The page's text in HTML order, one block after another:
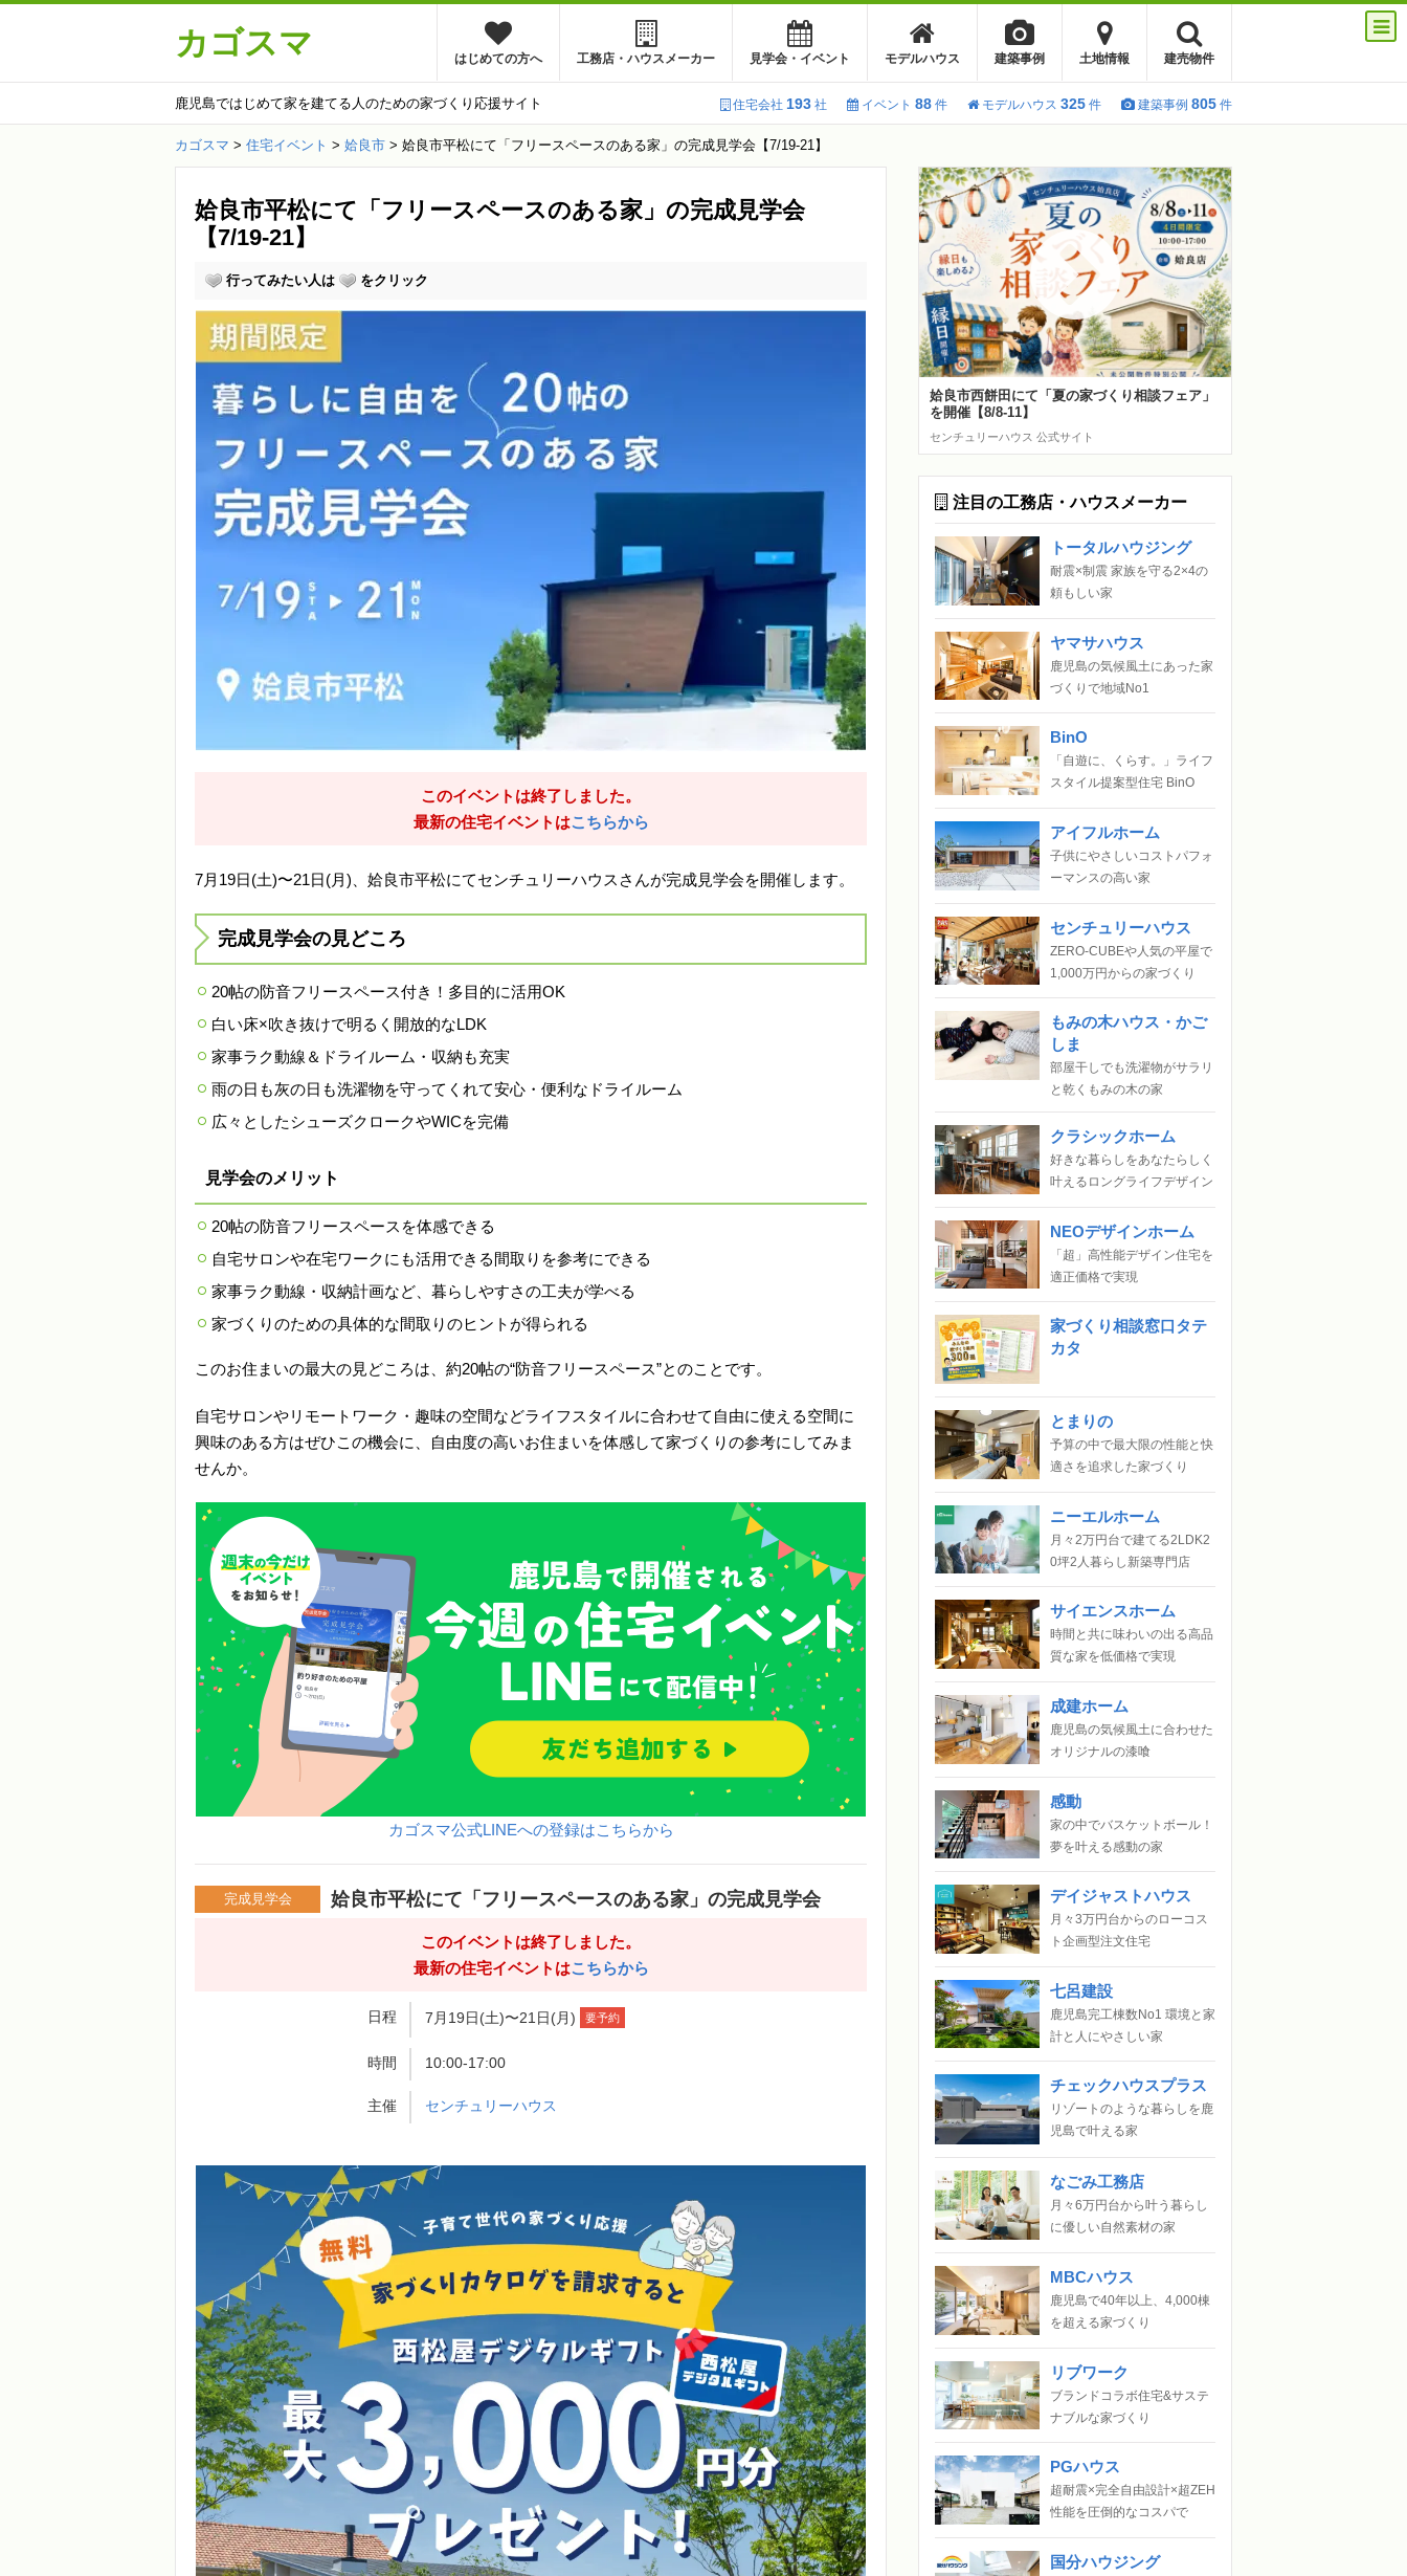
カゴスマ はじめての方へ 工務店・ハウスメーカー 見学会・イベント モデルハウス 建築事例 土地情報 建売物件
鹿児島ではじめて家を建てる人のための家づくり応援サイト 住宅会社 193 社 イベント 88 件 モデルハウス 325 件 建築事例 805 件
カゴスマ > 住宅イベント > 姶良市 > 姶良市平松にて「フリースペースのある家」の完成見学会【7/19-21】
姶良市平松にて「フリースペースのある家」の完成見学会
【7/19-21】
行ってみたい人は をクリック
このイベントは終了しました。
最新の住宅イベントはこちらから
7月19日(土)〜21日(月)、姶良市平松にてセンチュリーハウスさんが完成見学会を開催します。
完成見学会の見どころ
20帖の防音フリースペース付き！多目的に活用OK
白い床×吹き抜けで明るく開放的なLDK
家事ラク動線＆ドライルーム・収納も充実
雨の日も灰の日も洗濯物を守ってくれて安心・便利なドライルーム
広々としたシューズクロークやWICを完備
見学会のメリット
20帖の防音フリースペースを体感できる
自宅サロンや在宅ワークにも活用できる間取りを参考にできる
家事ラク動線・収納計画など、暮らしやすさの工夫が学べる
家づくりのための具体的な間取りのヒントが得られる
このお住まいの最大の見どころは、約20帖の“防音フリースペース”とのことです。
自宅サロンやリモートワーク・趣味の空間などライフスタイルに合わせて自由に使える空間に
興味のある方はぜひこの機会に、自由度の高いお住まいを体感して家づくりの参考にしてみま
せんか。
カゴスマ公式LINEへの登録はこちらから
姶良市平松にて「フリースペースのある家」の完成見学会
このイベントは終了しました。
最新の住宅イベントはこちらから
日程 7月19日(土)〜21日(月) 要予約
時間 10:00-17:00
主催 センチュリーハウス
完成見学会
姶良市西餅田にて「夏の家づくり相談フェア」
を開催【8/8-11】
センチュリーハウス 公式サイト
注目の工務店・ハウスメーカー
トータルハウジング
耐震×制震 家族を守る2×4の
頼もしい家
ヤマサハウス
鹿児島の気候風土にあった家
づくりで地域No1
BinO
「自遊に、くらす。」ライフ
スタイル提案型住宅 BinO
アイフルホーム
子供にやさしいコストパフォ
ーマンスの高い家
センチュリーハウス
ZERO-CUBEや人気の平屋で
1,000万円からの家づくり
もみの木ハウス・かご
しま
部屋干しでも洗濯物がサラリ
と乾くもみの木の家
クラシックホーム
好きな暮らしをあなたらしく
叶えるロングライフデザイン
NEOデザインホーム
「超」高性能デザイン住宅を
適正価格で実現
家づくり相談窓口タテ
カタ
とまりの
予算の中で最大限の性能と快
適さを追求した家づくり
ニーエルホーム
月々2万円台で建てる2LDK2
0坪2人暮らし新築専門店
サイエンスホーム
時間と共に味わいの出る高品
質な家を低価格で実現
成建ホーム
鹿児島の気候風土に合わせた
オリジナルの漆喰
感動
家の中でバスケットボール！
夢を叶える感動の家
デイジャストハウス
月々3万円台からのローコス
ト企画型注文住宅
七呂建設
鹿児島完工棟数No1 環境と家
計と人にやさしい家
チェックハウスプラス
リゾートのような暮らしを鹿
児島で叶える家
なごみ工務店
月々6万円台から叶う暮らし
に優しい自然素材の家
MBCハウス
鹿児島で40年以上、4,000棟
を超える家づくり
リブワーク
ブランドコラボ住宅&サステ
ナブルな家づくり
PGハウス
超耐震×完全自由設計×超ZEH
性能を圧倒的なコスパで
国分ハウジング